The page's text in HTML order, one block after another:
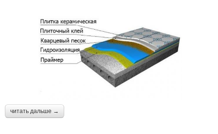
читать дальше →